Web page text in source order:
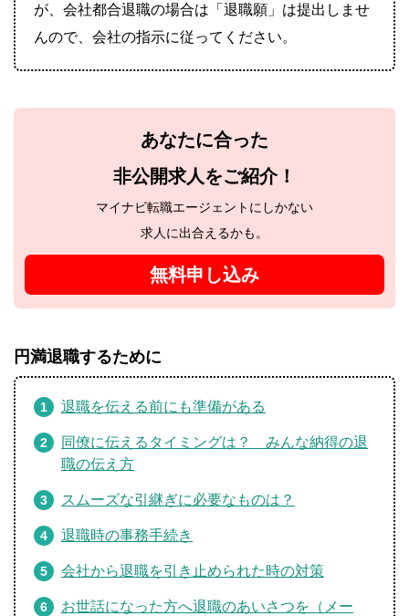
が、会社都合退職の場合は「退職願」は提出しませ
んので、会社の指示に従ってください。
あなたに合った
非公開求人をご紹介！
マイナビ転職エージェントにしかない
求人に出合えるかも。
無料申し込み
円満退職するために
退職を伝える前にも準備がある
同僚に伝えるタイミングは？ みんな納得の退
職の伝え方
スムーズな引継ぎに必要なものは？
退職時の事務手続き
会社から退職を引き止められた時の対策
お世話になった方へ退職のあいさつを（メー